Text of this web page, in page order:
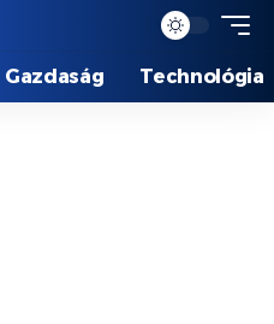
Gazdaság Technológia